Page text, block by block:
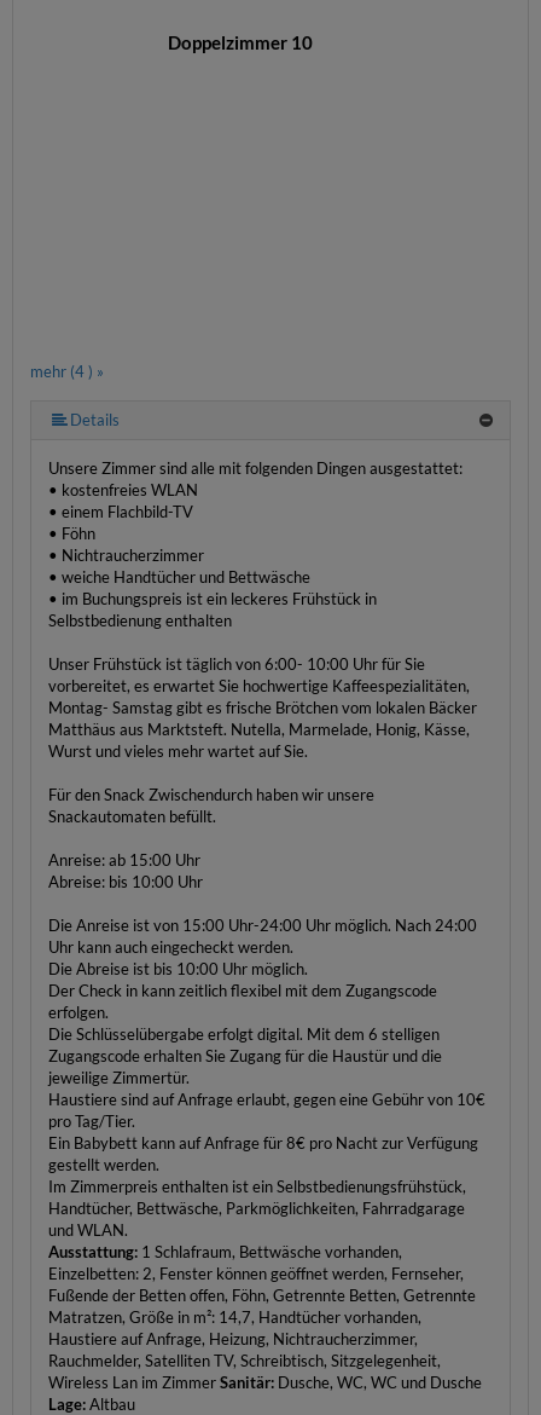
mehr (4 ) »
Doppelzimmer 10
Details
Unsere Zimmer sind alle mit folgenden Dingen ausgestattet:
• kostenfreies WLAN
• einem Flachbild-TV
• Föhn
• Nichtraucherzimmer
• weiche Handtücher und Bettwäsche
• im Buchungspreis ist ein leckeres Frühstück in
Selbstbedienung enthalten
Unser Frühstück ist täglich von 6:00- 10:00 Uhr für Sie
vorbereitet, es erwartet Sie hochwertige Kaffeespezialitäten,
Montag- Samstag gibt es frische Brötchen vom lokalen Bäcker
Matthäus aus Marktsteft. Nutella, Marmelade, Honig, Kässe,
Wurst und vieles mehr wartet auf Sie.
Für den Snack Zwischendurch haben wir unsere
Snackautomaten befüllt.
Anreise: ab 15:00 Uhr
Abreise: bis 10:00 Uhr
Die Anreise ist von 15:00 Uhr-24:00 Uhr möglich. Nach 24:00
Uhr kann auch eingecheckt werden.
Die Abreise ist bis 10:00 Uhr möglich.
Der Check in kann zeitlich flexibel mit dem Zugangscode
erfolgen.
Die Schlüsselübergabe erfolgt digital. Mit dem 6 stelligen
Zugangscode erhalten Sie Zugang für die Haustür und die
jeweilige Zimmertür.
Haustiere sind auf Anfrage erlaubt, gegen eine Gebühr von 10€
pro Tag/Tier.
Ein Babybett kann auf Anfrage für 8€ pro Nacht zur Verfügung
gestellt werden.
Im Zimmerpreis enthalten ist ein Selbstbedienungsfrühstück,
Handtücher, Bettwäsche, Parkmöglichkeiten, Fahrradgarage
und WLAN.
Ausstattung: 1 Schlafraum, Bettwäsche vorhanden,
Einzelbetten: 2, Fenster können geöffnet werden, Fernseher,
Fußende der Betten offen, Föhn, Getrennte Betten, Getrennte
Matratzen, Größe in m²: 14,7, Handtücher vorhanden,
Haustiere auf Anfrage, Heizung, Nichtraucherzimmer,
Rauchmelder, Satelliten TV, Schreibtisch, Sitzgelegenheit,
Wireless Lan im ZimmerSanitär: Dusche, WC, WC und Dusche
Lage:Altbau